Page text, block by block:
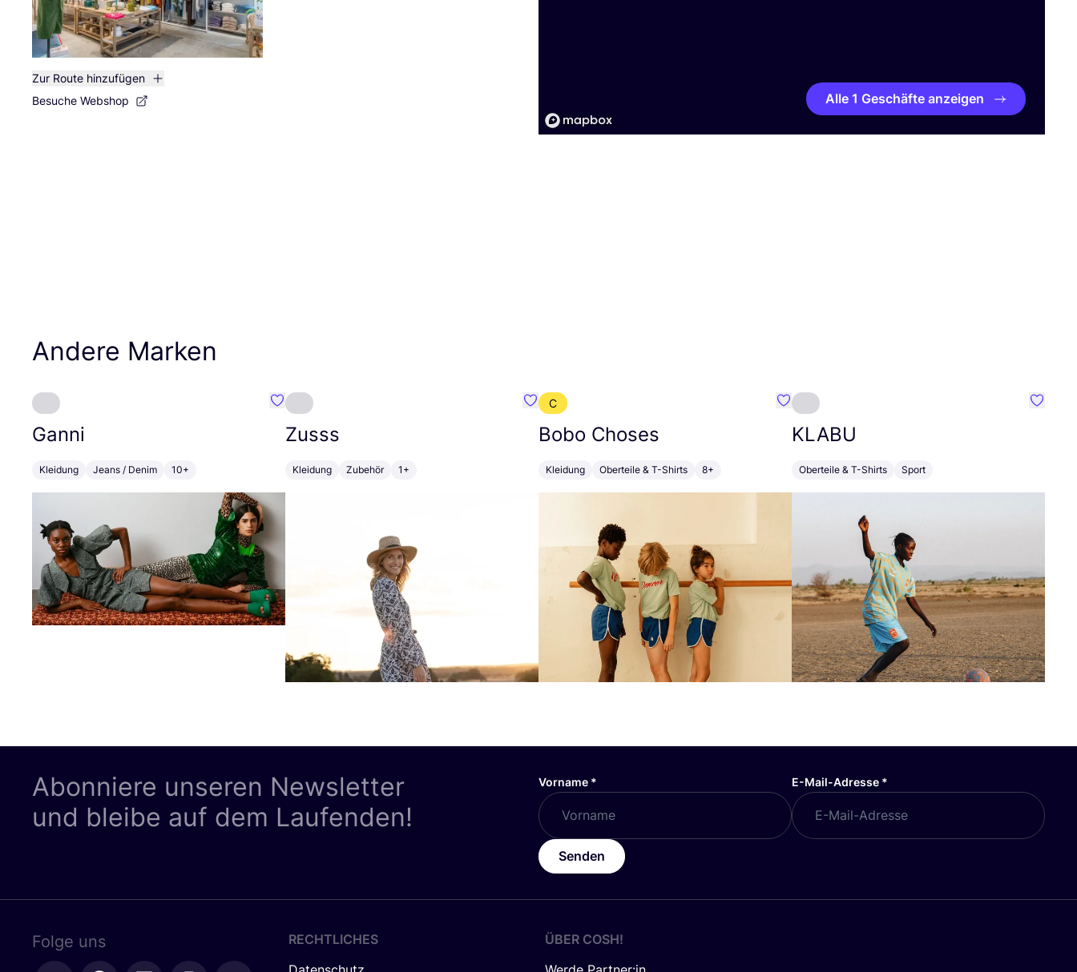
Zur Route hinzufügen
Besuche Webshop
Alle 1 Geschäfte anzeigen
Andere Marken
Ganni
Kleidung Jeans / Denim 10+
Favorit Ganni
Zusss
Kleidung Zubehör 1+
Favorit Zusss
C
Bobo Choses
Kleidung Oberteile & T-Shirts 8+
Favorit Bobo Choses
KLABU
Oberteile & T-Shirts Sport
Favorit
Abonniere unseren Newsletter
und bleibe auf dem Laufenden!
Vorname * E-Mail-Adresse *
Senden
Folge uns
RECHTLICHES
ÜBER COSH!